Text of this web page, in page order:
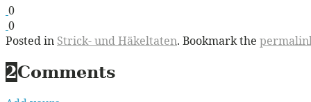
0
0
Posted in Strick- und Häkeltaten. Bookmark the
2Comments